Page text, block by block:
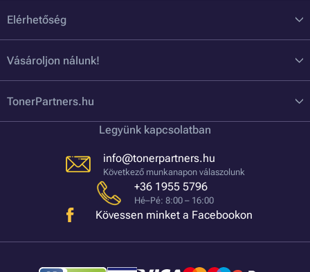
Elérhetőség
Vásároljon nálunk!
TonerPartners.hu
Legyünk kapcsolatban
info@tonerpartners.hu
Következő munkanapon válaszolunk
+36 1955 5796
Hé–Pé: 8:00 – 16:00
Kövessen minket a Facebookon